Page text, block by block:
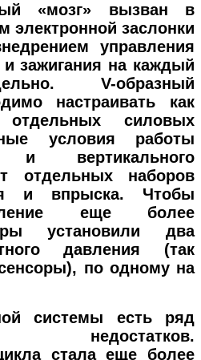
«мозг» вызван в
электронной заслонки
управления
зажигания на каждый
V-образный
настраивать как
силовых
условия работы
и вертикального
отдельных наборов
и впрыска. Чтобы
еще более
установили два
давления (так
по одному на
системы есть ряд
недостатков.
стала еще более